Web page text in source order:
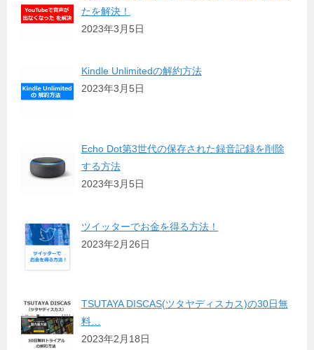
たを解決！
2023年3月5日
Kindle Unlimitedの解約方法
2023年3月5日
Echo Dot第3世代の保存された録音記録を削除
する方法
2023年3月5日
ツイッターでお金を得る方法！
2023年2月26日
TSUTAYA DISCAS(ツタヤディスカス)の30日無
料…
2023年2月18日